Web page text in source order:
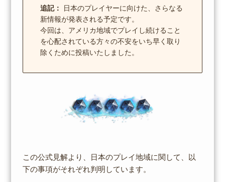
追記：
日本のプレイヤーに向けた、さらなる
新情報が発表される予定です。
今回は、アメリカ地域でプレイし続けること
を心配されている方々の不安をいち早く取り
除くために投稿いたしました。
この公式見解より、日本のプレイ地域に関して、以
下の事項がそれぞれ判明しています。